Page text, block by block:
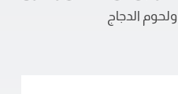
الدجاج